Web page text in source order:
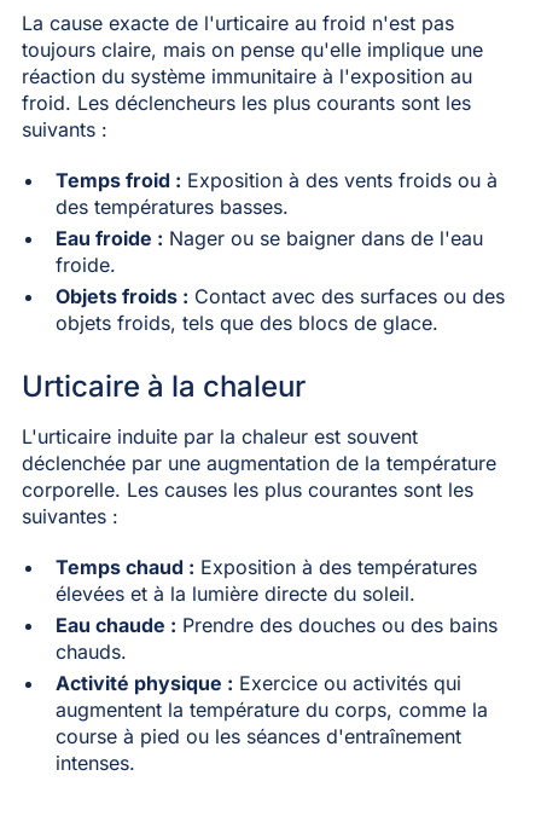
La cause exacte de l'urticaire au froid n'est pas
toujours claire, mais on pense qu'elle implique une
réaction du système immunitaire à l'exposition au
froid. Les déclencheurs les plus courants sont les
suivants :
Temps froid : Exposition à des vents froids ou à
des températures basses.
Eau froide : Nager ou se baigner dans de l'eau
froide.
Objets froids : Contact avec des surfaces ou des
objets froids, tels que des blocs de glace.
Urticaire à la chaleur
L'urticaire induite par la chaleur est souvent
déclenchée par une augmentation de la température
corporelle. Les causes les plus courantes sont les
suivantes :
Temps chaud : Exposition à des températures
élevées et à la lumière directe du soleil.
Eau chaude : Prendre des douches ou des bains
chauds.
Activité physique : Exercice ou activités qui
augmentent la température du corps, comme la
course à pied ou les séances d'entraînement
intenses.